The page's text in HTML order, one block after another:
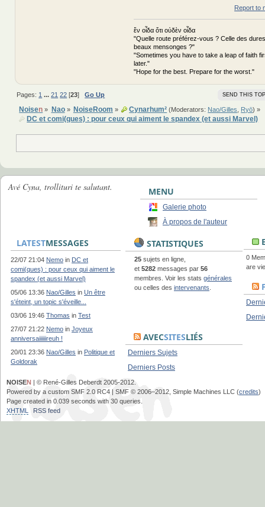
Report to
ἕν οἶδα ὅτι οὐδὲν οἶδα
"Quelle route préférez-vous ? Celle des
beaux mensonges ?"
"Sometimes you have to take a leap of faith
later."
"Hope for the best. Prepare for the worst."
SEND THIS
Pages: 1 ...21 22 [23]Go Up
Noisen » Nao» NoiseRoom » Cynarhum² (Moderators: Nao/Gilles Ryō) »
DC et comi(ques) : pour ceux qui aiment le spandex (et aussi Marvel)
Avé Cyna, trollituri te salutant. MENU
Galerie photo
À propos de l'auteur
LATESTMESSAGES
22/07 21:04 Nemo in DC et
comi(ques) : pour ceux qui aiment le
spandex (et aussi Marvel)
05/06 13:36 Nao/Gilles in Un être
s'éteint, un topic s'éveille...
03/06 19:46 Thomas in Test
27/07 21:22 Nemo in Joyeux
anniversaiiiiiireuh !
20/01 23:36 Nao/Gilles in Politique et
Goldorak
STATISTIQUES
25 sujets en ligne,
et 5282 messages par 56
membres. Voir les stats générales
ou celles des intervenants
0
are
AVECSITESLIÉS
Derniers Sujets
Derniers Posts
NOISEN | © René-Gilles Deberdt 2005-2012.
Powered by a custom SMF 2.0 RC4 | SMF © 2006–2012, Simple Machines LLC (credits)
Page created in 0.039 seconds with 30 queries.
XHTML
RSS feed